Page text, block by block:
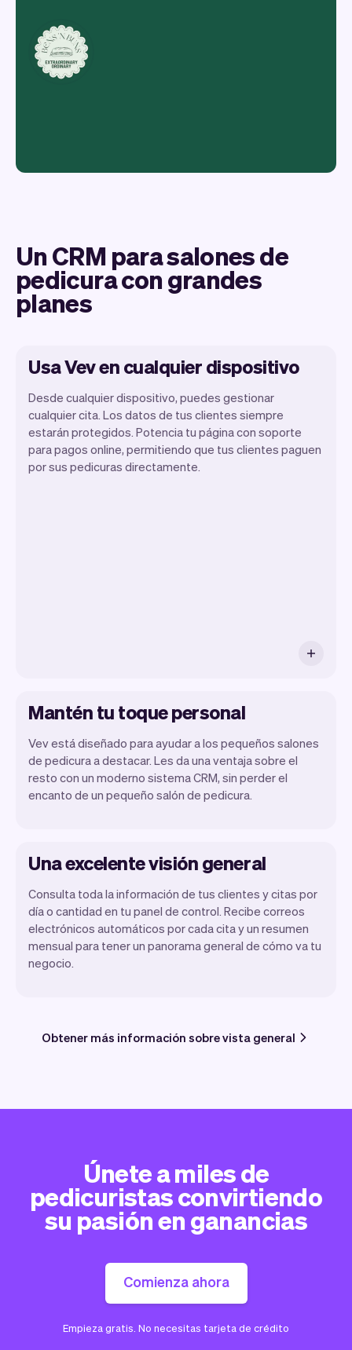
Un CRM para salones de
pedicura con grandes
planes
Usa Vev en cualquier dispositivo
Desde cualquier dispositivo, puedes gestionar
cualquier cita. Los datos de tus clientes siempre
estarán protegidos. Potencia tu página con soporte
para pagos online, permitiendo que tus clientes paguen
por sus pedicuras directamente.
Vev te permite enfocarte en tu día.
Mantén tu toque personal
Vev está diseñado para ayudar a los pequeños salones
de pedicura a destacar. Les da una ventaja sobre el
resto con un moderno sistema CRM, sin perder el
encanto de un pequeño salón de pedicura.
Una excelente visión general
Consulta toda la información de tus clientes y citas por
día o cantidad en tu panel de control. Recibe correos
electrónicos automáticos por cada cita y un resumen
mensual para tener un panorama general de cómo va tu
negocio.
Obtener más información sobre vista general
Únete a miles de
pedicuristas convirtiendo
su pasión en ganancias
Comienza ahora
Empieza gratis. No necesitas tarjeta de crédito